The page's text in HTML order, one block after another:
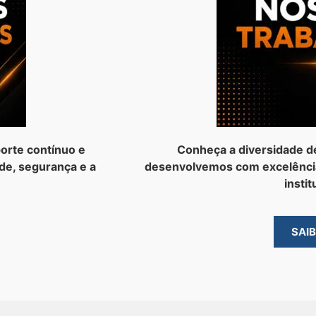
contínuo e
segurança e a
Conheça a diversidade
desenvolvemos com